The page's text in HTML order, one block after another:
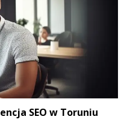
SEO w Toruniu